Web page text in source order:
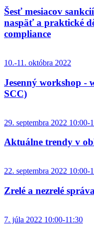
Šesť mesiacov
naspäť a praktické
compliance
10.-11. októbra 2022
Jesenný workshop -
SCC)
29. septembra 2022 10:00-
Aktuálne trendy v
22. septembra 2022 10:00-
Zrelé a nezrelé
7. júla 2022 10:00-11:30